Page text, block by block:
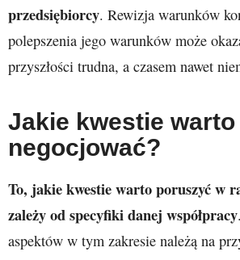
przedsiębiorcy. Rewizja warunków
polepszenia jego warunków może
przyszłości trudna, a czasem nawet
Jakie kwestie warto
negocjować?
To, jakie kwestie warto poruszyć w
zależy od specyfiki danej współpracy
aspektów w tym zakresie należą na